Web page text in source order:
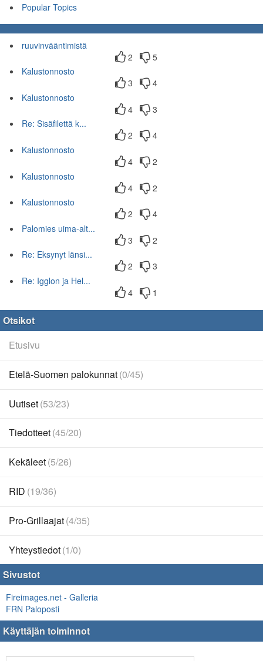
Popular Topics
ruuvinvääntimistä
2
5
Kalustonnosto
3
4
Kalustonnosto
4
3
Re: Sisäfilettä k...
2
4
Kalustonnosto
4
2
Kalustonnosto
4
2
Kalustonnosto
2
4
Palomies uima-alt...
3
2
Re: Eksynyt länsi...
2
3
Re: Igglon ja Hel...
4
1
Otsikot
Etusivu
Etelä-Suomen palokunnat(0/45)
Uutiset(53/23)
Tiedotteet(45/20)
Kekäleet(5/26)
RID (19/36)
Pro-Grillaajat(4/35)
Yhteystiedot(1/0)
Sivustot
Fireimages.net - Galleria
FRN Paloposti
Käyttäjän toiminnot